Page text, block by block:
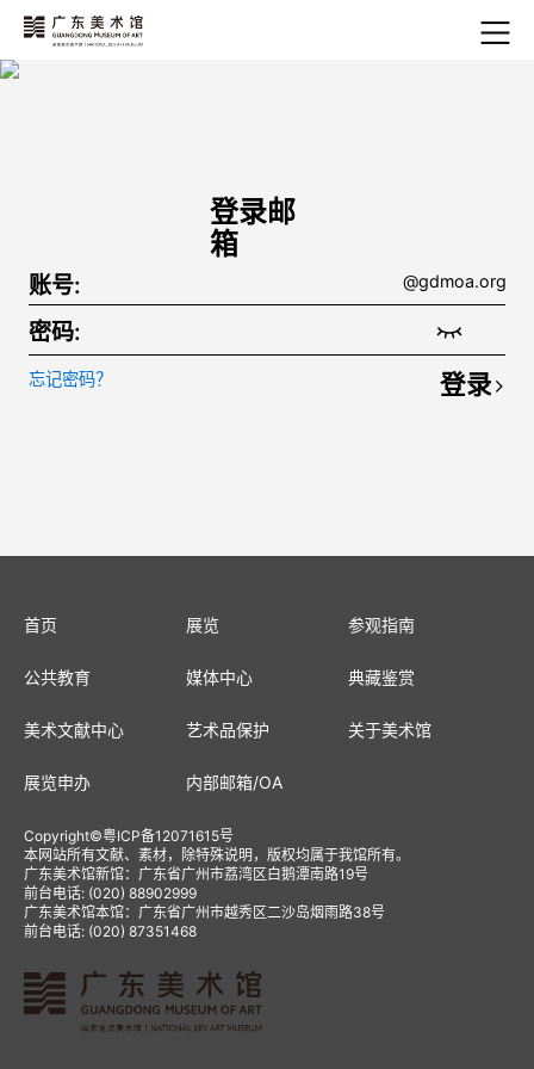
登录邮
箱
账号: @gdmoa.org
密码:
忘记密码？
首页 展览 参观指南
公共教育 媒体中心 典藏鉴赏
美术文献中心 艺术品保护 关于美术馆
展览申办 内部邮箱/OA
Copyright©粤ICP备12071615号
本网站所有文献、素材，除特殊说明，版权均属于我馆所有。
广东美术馆新馆：广东省广州市荔湾区白鹅潭南路19号
前台电话: (020) 88902999
广东美术馆本馆：广东省广州市越秀区二沙岛烟雨路38号
前台电话: (020) 87351468